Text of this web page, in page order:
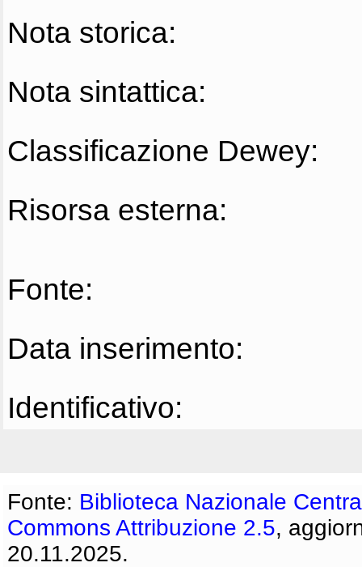
Nota storica:
Nota sintattica:
Classificazione Dewey:
Risorsa esterna:
Fonte:
Data inserimento:
Identificativo:
Fonte: Biblioteca Nazionale
Commons Attribuzione 2.5,
20.11.2025.